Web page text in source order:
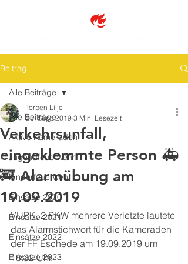
Beitrag
Alle Beiträge
Aktive Kameraden
Jugendfeuerwehr
Kinderfeuerwehr
Einsätze 2020
Einsätze 2021
Einsätze 2022
Einsätze 2023
Alle Beiträge
Verkehrsunfall,
eingeklemmte Person 🚑
🚒 Alarmübung am
19.09.2019
Torben Lilje
23. Sept. 2019 3 Min. Lesezeit
VUPK, 2 PKW mehrere Verletzte lautete
das Alarmstichwort für die Kameraden
der FF Eschede am 19.09.2019 um
18:32 Uhr.